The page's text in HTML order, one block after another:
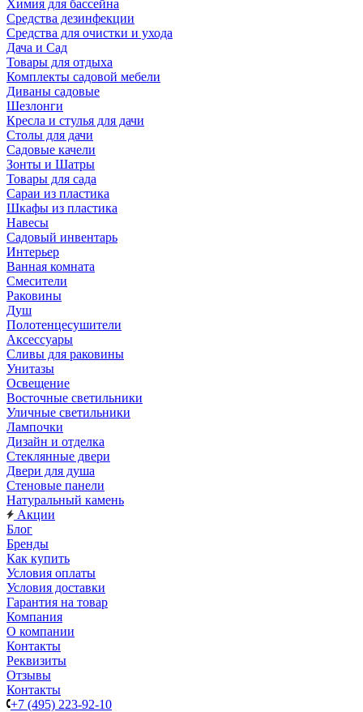
Химия для бассейна
Средства дезинфекции
Средства для очистки и ухода
Дача и Сад
Товары для отдыха
Комплекты садовой мебели
Диваны садовые
Шезлонги
Кресла и стулья для дачи
Столы для дачи
Садовые качели
Зонты и Шатры
Товары для сада
Сараи из пластика
Шкафы из пластика
Навесы
Садовый инвентарь
Интерьер
Ванная комната
Смесители
Раковины
Душ
Полотенцесушители
Аксессуары
Сливы для раковины
Унитазы
Освещение
Восточные светильники
Уличные светильники
Лампочки
Дизайн и отделка
Стеклянные двери
Двери для душа
Стеновые панели
Натуральный камень
Акции
Блог
Бренды
Как купить
Условия оплаты
Условия доставки
Гарантия на товар
Компания
О компании
Контакты
Реквизиты
Отзывы
Контакты
+7 (495) 223-92-10